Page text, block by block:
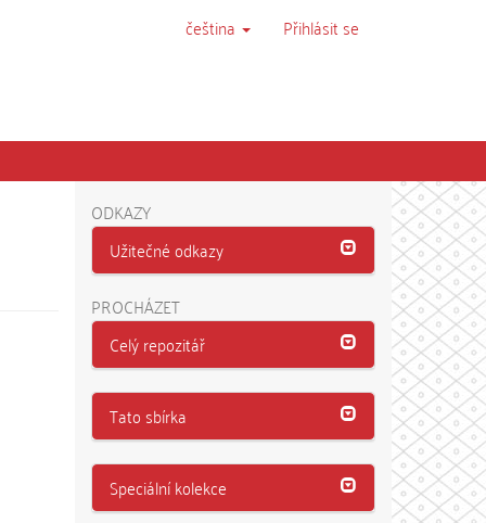
čeština Přihlásit se
ODKAZY
Užitečné odkazy
PROCHÁZET
Celý repozitář
Tato sbírka
Speciální kolekce